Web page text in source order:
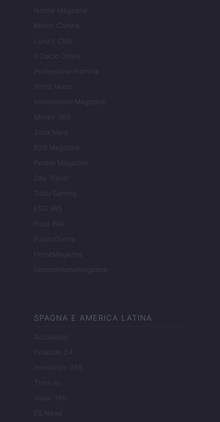
Nonne Magazine
Milano Cortina
Luxury Club
Il Calcio Online
Professione mamma
World Music
Investimenti Magazine
Money 365
Zona Nerd
B2B Magazine
People Magazine
Day Travel
Tutto Gaming
ESG 365
Food Wiki
FuturoDonna
HomeMagazine
SecondHomeMagazine
SPAGNA E AMERICA LATINA
Actualidad
Finanzas 24
Investindo 365
Think.es
Viajar 365
ES Newz